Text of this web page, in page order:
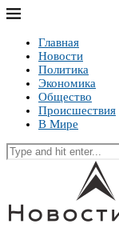
Главная
Новости
Политика
Экономика
Общество
Происшествия
В Мире